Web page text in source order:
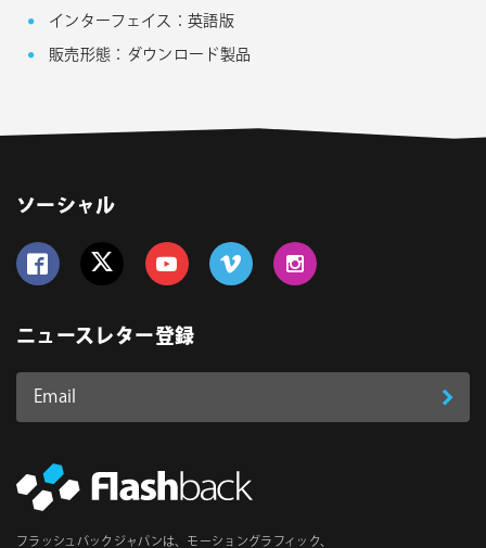
インターフェイス：英語版
販売形態：ダウンロード製品
ソーシャル
ニュースレター登録
Email
ス
必
登
フラッシュバックジャパンは、モーショングラフィック、